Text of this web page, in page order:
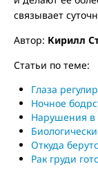
связывает
Автор: Кирилл
Статьи по теме:
Глаза
Ночное
Нарушения в
Откуда
Рак груди